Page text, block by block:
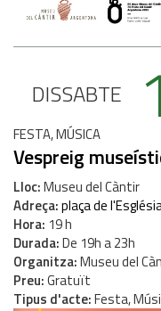
DISSABTE
FESTA, MÚSICA
Vespreig
Lloc Museu del Càntir
Adreça plaça de
Hora 19 h
Durada De 19h a 23h
Organitza Museu del
Preu Gratuït
Tipus d'acte Festa,